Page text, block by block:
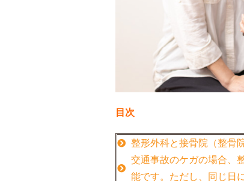
目次
整形外科と接骨院（整骨
交通事故のケガの場合、
能です。ただし、同じ日